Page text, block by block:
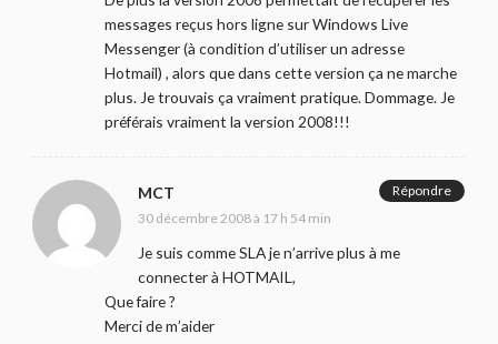
messages reçus hors ligne sur Windows Live
Messenger (à condition d’utiliser un adresse
Hotmail) , alors que dans cette version ça ne marche
plus. Je trouvais ça vraiment pratique. Dommage. Je
préférais vraiment la version 2008!!!
MCT
30 décembre 2008 à 17 h 54 min
Je suis comme SLA je n’arrive plus à me
connecter à HOTMAIL,
Que faire ?
Merci de m’aider
Répondre